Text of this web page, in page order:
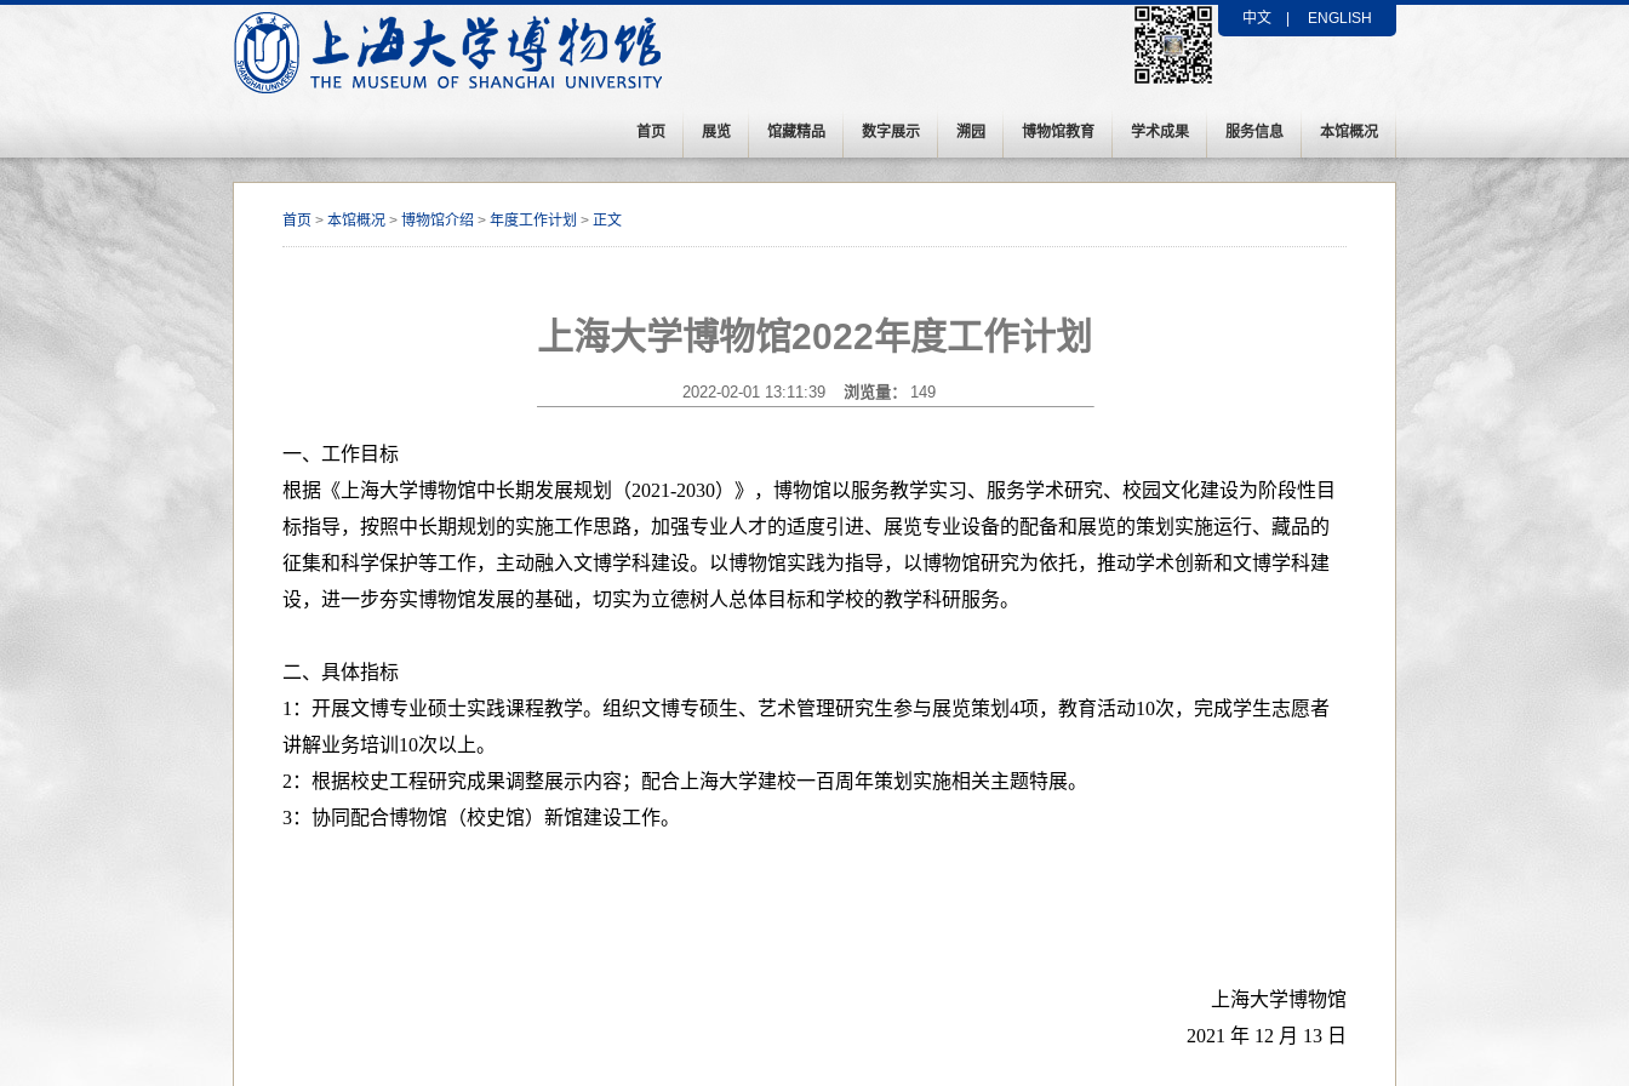
中文 ENGLISH
首页 展览 馆藏精品 数字展示 溯园 博物馆教育 学术成果 服务信息 本馆概况
首页 > 本馆概况 > 博物馆介绍 > 年度工作计划 > 正文
上海大学博物馆2022年度工作计划
2022-02-01 13:11:39 浏览量： 149
一、工作目标
根据《上海大学博物馆中长期发展规划（2021-2030）》，博物馆以服务教学实习、服务学术研究、校园文化建设为阶段性目
标指导，按照中长期规划的实施工作思路，加强专业人才的适度引进、展览专业设备的配备和展览的策划实施运行、藏品的
征集和科学保护等工作，主动融入文博学科建设。以博物馆实践为指导，以博物馆研究为依托，推动学术创新和文博学科建
设，进一步夯实博物馆发展的基础，切实为立德树人总体目标和学校的教学科研服务。
二、 具体指标
1 ：开展文博专业硕士实践课程教学。组织文博专硕生、艺术管理研究生参与展览策划 4项，教育活动10次，完成学生志愿者
讲解业务培训10次以上。
2 ：根据校史工程研究成果调整展示内容； 配合上海大学建校一百周年策划实施相关主题特展。
3：协同配合博物馆（校史馆）新馆建设工作。
上海大学博物馆
2021 年 12 月 13 日